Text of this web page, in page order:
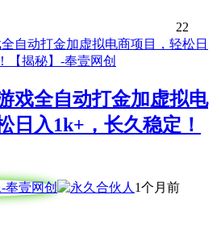
22
戏全自动打金加虚拟电
日入1k+，长久稳定！
1个月前